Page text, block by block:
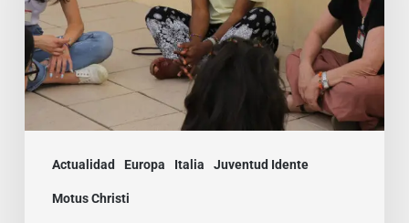
Actualidad Europa Italia Juventud Idente
Motus Christi
–
Motus
Christi
Italia